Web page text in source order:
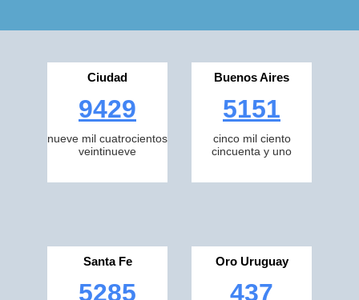
Ciudad
9429
nueve mil cuatrocientos
veintinueve
Buenos Aires
5151
cinco mil ciento
cincuenta y uno
Santa Fe
5285
Oro Uruguay
437